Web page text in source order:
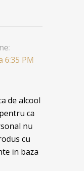
6:35 PM
de alcool
ca
nu
cu
in baza